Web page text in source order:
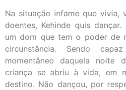
Na situação infame que vivia,
doentes, Kehinde quis
um dom que tem o poder de
circunstância. Sendo
momentâneo daquela noite
criança se abriu à vida, em
destino. Não dançou, por